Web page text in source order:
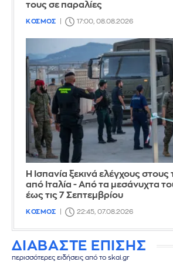
τους σε παραλίες
ΚΟΣΜΟΣ 17:00, 08.08.2026
Η Ισπανία ξεκινά ελέγχους στους
από Ιταλία - Από τα μεσάνυχτα
έως τις 7 Σεπτεμβρίου
ΚΟΣΜΟΣ 22:45, 07.08.2026
ΔΙΑΒΑΣΤΕ ΕΠΙΣΗΣ
περισσότερες ειδήσεις από το skai.gr